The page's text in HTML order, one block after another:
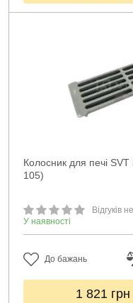
Колосник для печі
105)
Відгуків
У наявності
До бажань
1 821 грн